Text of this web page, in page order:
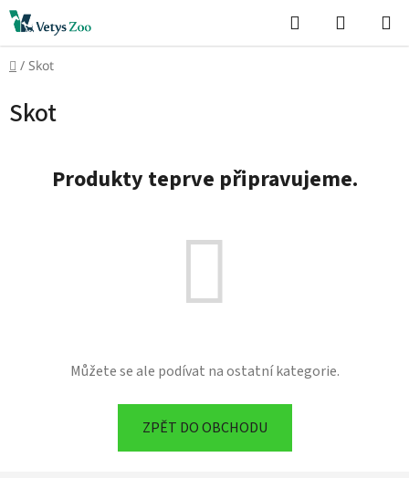
Přejít
na
obsah
Hledat
KOŠÍK
Domů
/ Skot
Skot
Produkty teprve připravujeme.
Můžete se ale podívat na ostatní kategorie.
ZPĚT DO OBCHODU